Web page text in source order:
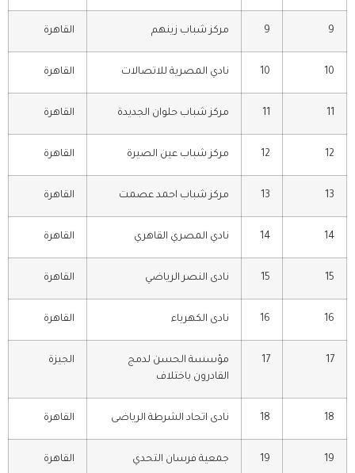
9
9 مركز شباب زينهم القاهرة
10
10 نادي المصرية للاتصالات القاهرة
11
11 مركز شباب حلوان الجديدة القاهرة
12
12 مركز شباب عين الصيرة القاهرة
13
13 مركز شباب احمد عصمت القاهرة
14
14 نادي المصري القاهري القاهرة
15
15 نادى النصر الرياضي القاهرة
16
16 نادى الكهرباء القاهرة
17
17
مؤسسة الحسن لدمج
القادرون باختلاف
الجيزة
18
18 نادى اتحاد الشرطة الرياضى القاهرة
19
19 جمعية فرسان التحدي القاهرة